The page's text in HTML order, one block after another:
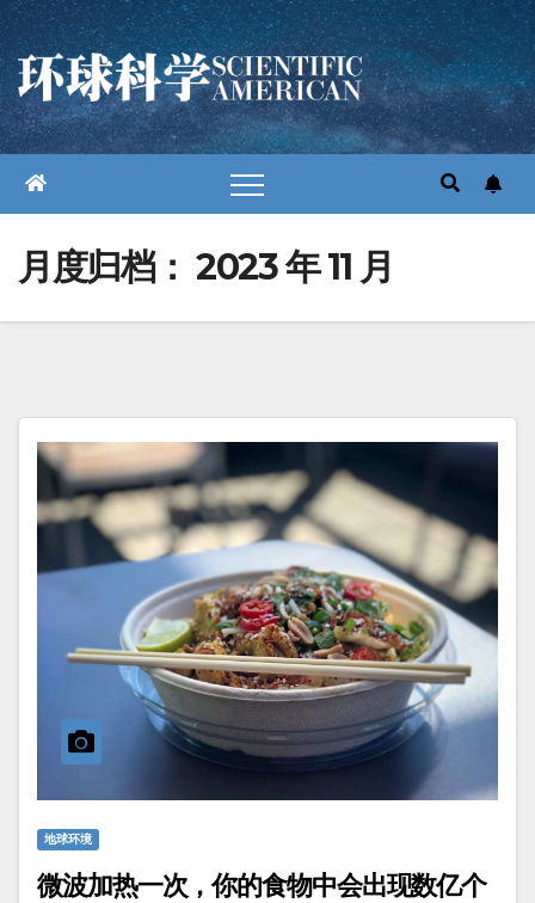
跳
至
内
容
月度归档： 2023 年 11 月
地球环境
微波加热一次，你的食物中会出现数亿个